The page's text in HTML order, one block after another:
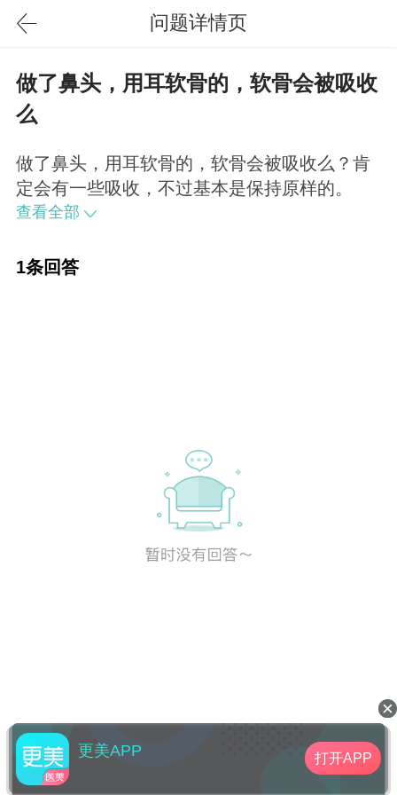
问题详情页
做了鼻头，用耳软骨的，软骨会被吸收
么
做了鼻头，用耳软骨的，软骨会被吸收么？肯
定会有一些吸收，不过基本是保持原样的。
查看全部
1条回答
更美APP 打开APP